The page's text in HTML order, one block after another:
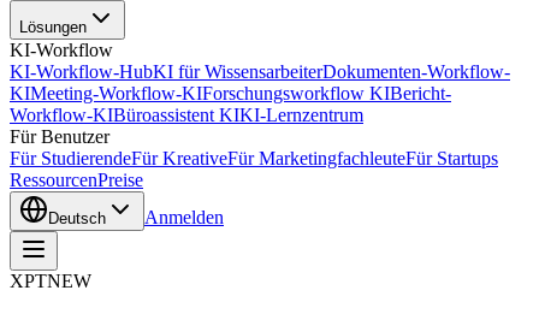
Lösungen
KI-Workflow
KI-Workflow-HubKI für WissensarbeiterDokumenten-Workflow-
KIMeeting-Workflow-KIForschungsworkflow KIBericht-
Workflow-KIBüroassistent KIKI-Lernzentrum
Für Benutzer
Für StudierendeFür KreativeFür MarketingfachleuteFür Startups
RessourcenPreise
Deutsch Anmelden
XPTNEW